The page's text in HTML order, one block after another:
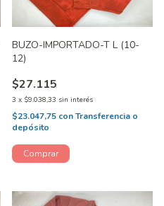
BUZO-IMPORTADO-T L (10-
12)
$27.115
3 x $9.038,33 sin interés
$23.047,75 conTransferencia o
depósito